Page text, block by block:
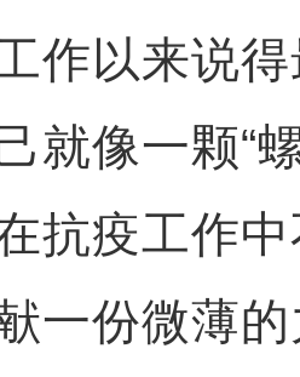
作以来说
就像一颗“
抗疫工作
一份微薄